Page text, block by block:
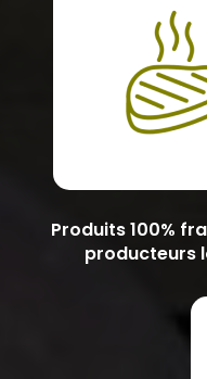
Produits 100%
producteurs